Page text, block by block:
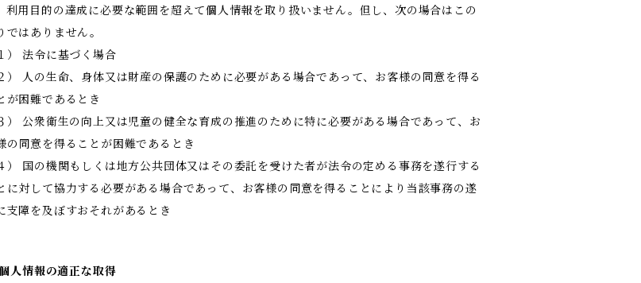
利用目的の達成に必要な範囲を超えて個人情報を取り扱いません。但し、次の場合はこの
ではありません。
） 法令に基づく場合
） 人の生命、身体又は財産の保護のために必要がある場合であって、お客様の同意を得る
が困難であるとき
） 公衆衛生の向上又は児童の健全な育成の推進のために特に必要がある場合であって、お
の同意を得ることが困難であるとき
） 国の機関もしくは地方公共団体又はその委託を受けた者が法令の定める事務を遂行する
に対して協力する必要がある場合であって、お客様の同意を得ることにより当該事務の遂
支障を及ぼすおそれがあるとき
人情報の適正な取得